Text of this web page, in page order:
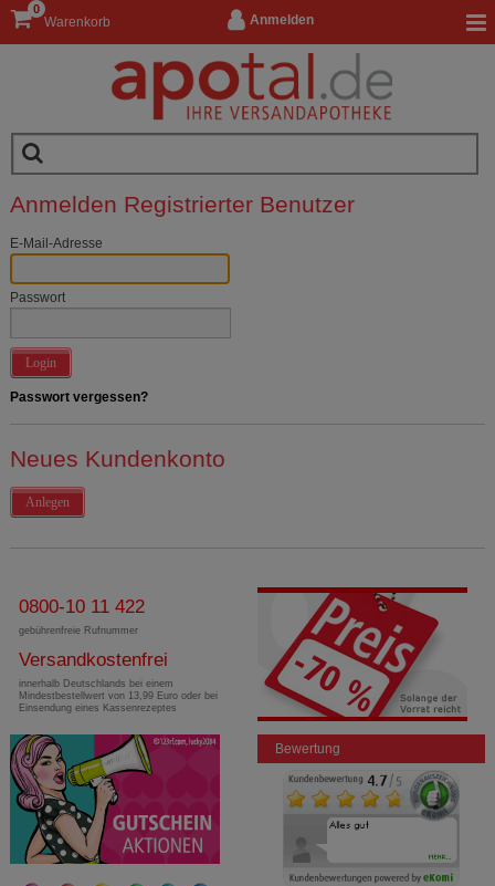
Anmelden
Warenkorb
0
Anmelden Registrierter Benutzer
E-Mail-Adresse
Passwort
Login
Passwort vergessen?
Neues Kundenkonto
Anlegen
0800-10 11 422
gebührenfreie Rufnummer
Versandkostenfrei
innerhalb Deutschlands bei einem
Mindestbestellwert von 13,99 Euro oder bei
Einsendung eines Kassenrezeptes
Bewertung